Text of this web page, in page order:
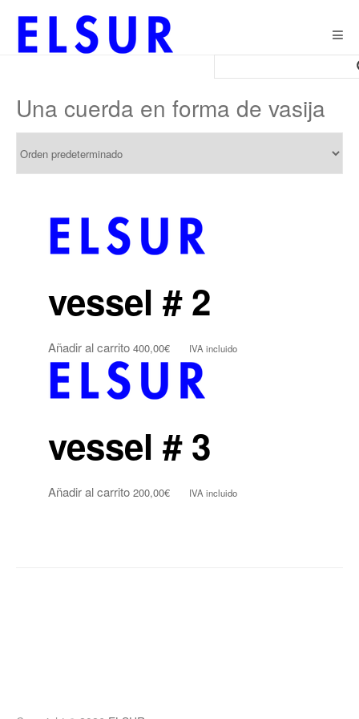
Una cuerda en forma de vasija
vessel # 2
Añadir al carrito 400,00€ IVA incluido
vessel # 3
Añadir al carrito 200,00€ IVA incluido